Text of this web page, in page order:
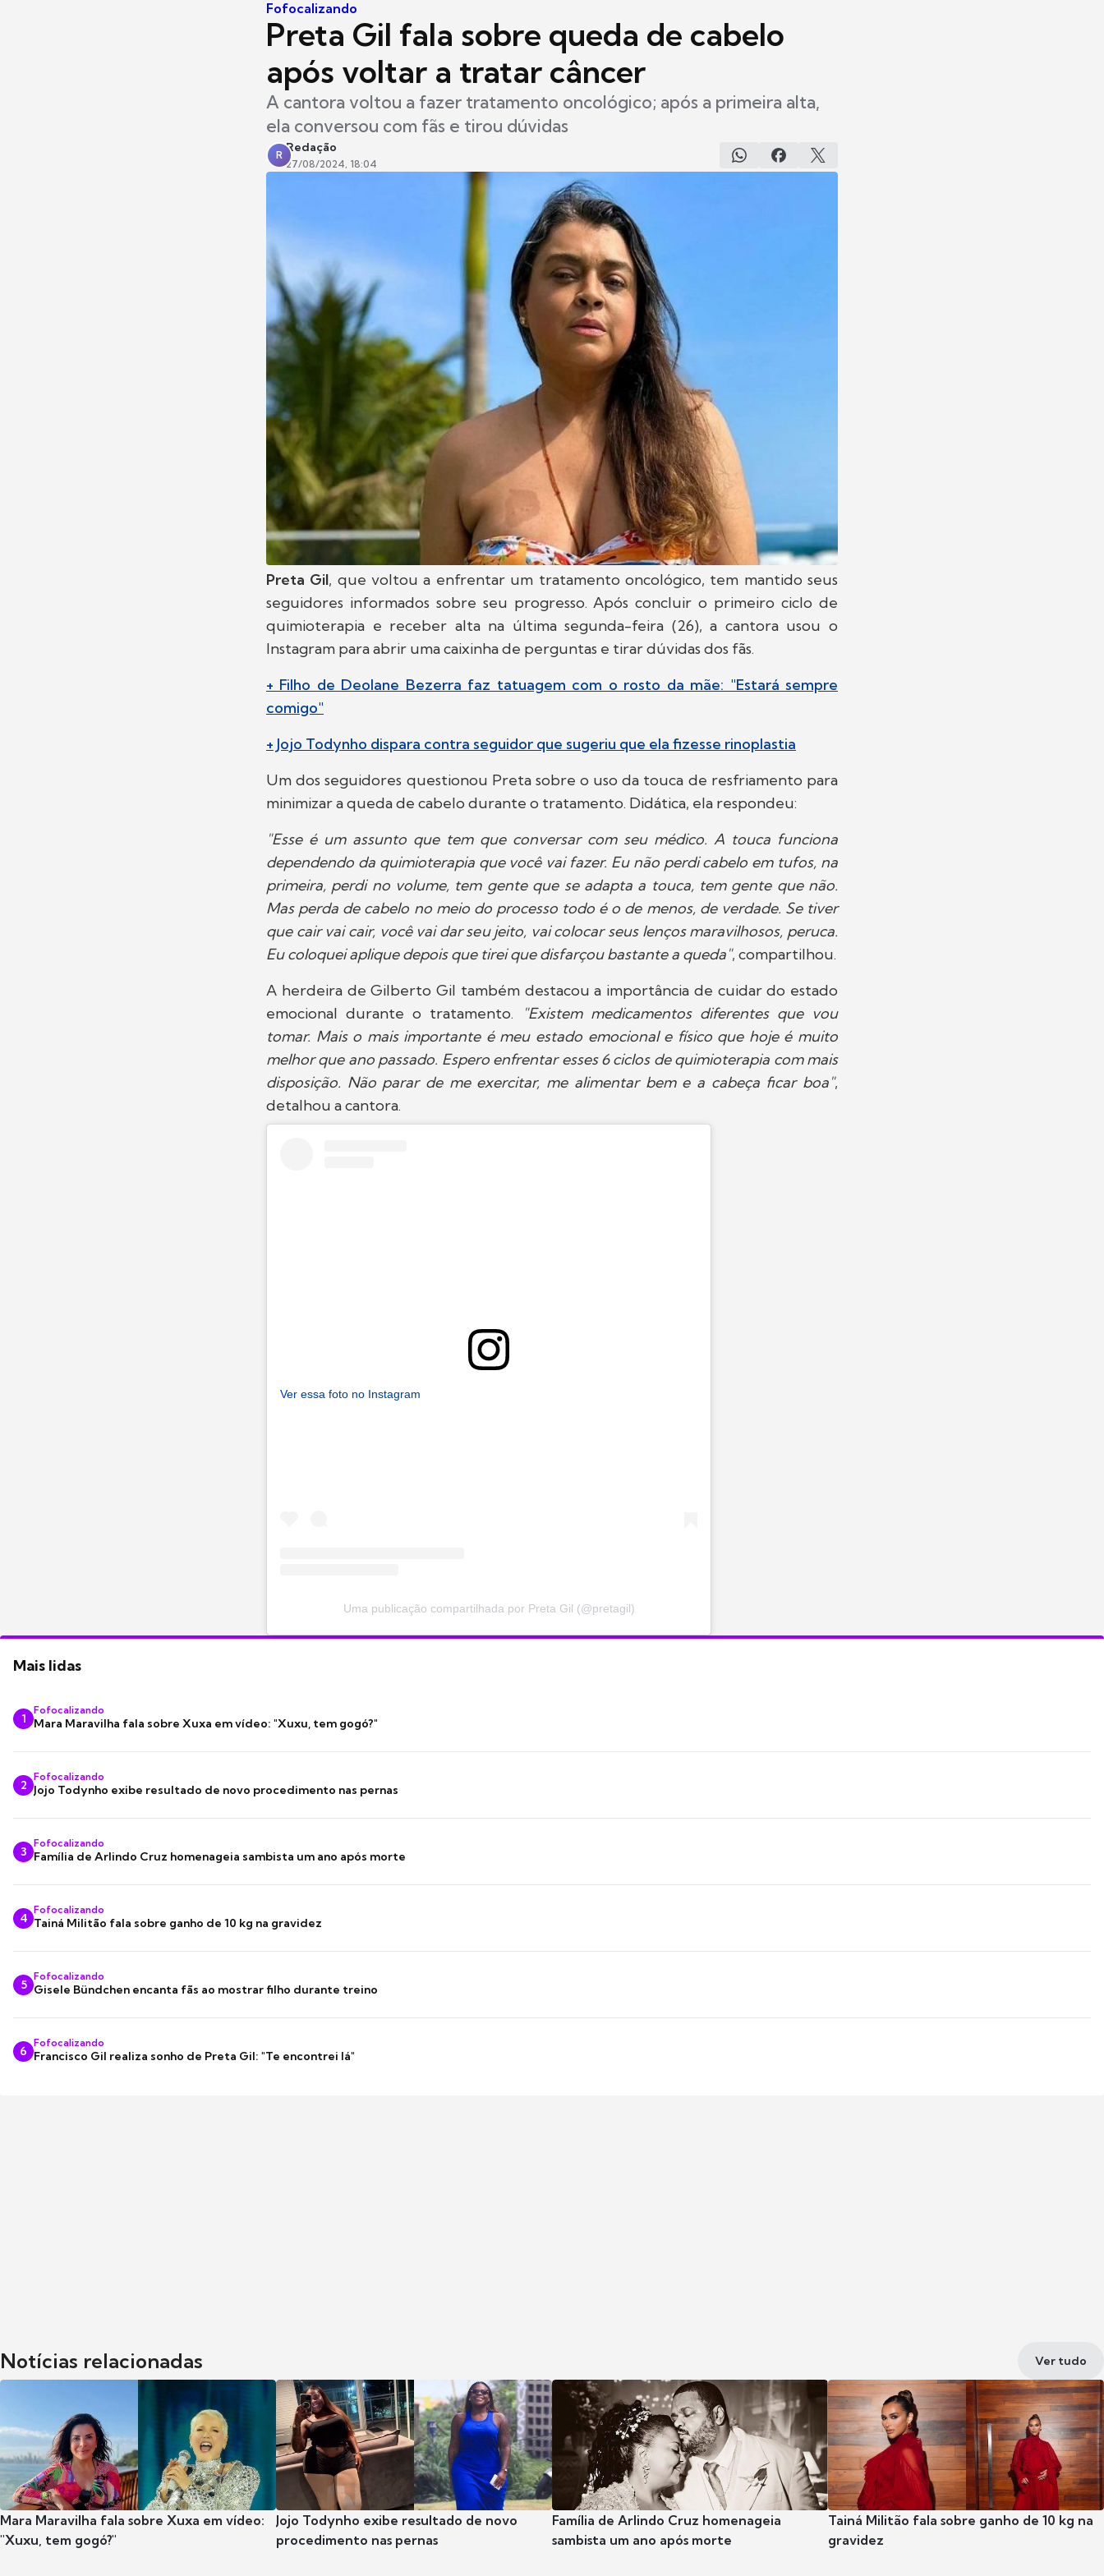
Fofocalizando
Preta Gil fala sobre queda de cabelo
após voltar a tratar câncer
A cantora voltou a fazer tratamento oncológico; após a primeira alta,
ela conversou com fãs e tirou dúvidas
R
Redação
27/08/2024, 18:04
Preta Gil, que voltou a enfrentar um tratamento oncológico, tem mantido seus
seguidores informados sobre seu progresso. Após concluir o primeiro ciclo de
quimioterapia e receber alta na última segunda-feira (26), a cantora usou o
Instagram para abrir uma caixinha de perguntas e tirar dúvidas dos fãs.
+ Filho de Deolane Bezerra faz tatuagem com o rosto da mãe: "Estará sempre
comigo"
+ Jojo Todynho dispara contra seguidor que sugeriu que ela fizesse rinoplastia
Um dos seguidores questionou Preta sobre o uso da touca de resfriamento para
minimizar a queda de cabelo durante o tratamento. Didática, ela respondeu:
"Esse é um assunto que tem que conversar com seu médico. A touca funciona
dependendo da quimioterapia que você vai fazer. Eu não perdi cabelo em tufos, na
primeira, perdi no volume, tem gente que se adapta a touca, tem gente que não.
Mas perda de cabelo no meio do processo todo é o de menos, de verdade. Se tiver
que cair vai cair, você vai dar seu jeito, vai colocar seus lenços maravilhosos, peruca.
Eu coloquei aplique depois que tirei que disfarçou bastante a queda", compartilhou.
A herdeira de Gilberto Gil também destacou a importância de cuidar do estado
emocional durante o tratamento. "Existem medicamentos diferentes que vou
tomar. Mais o mais importante é meu estado emocional e físico que hoje é muito
melhor que ano passado. Espero enfrentar esses 6 ciclos de quimioterapia com mais
disposição. Não parar de me exercitar, me alimentar bem e a cabeça ficar boa",
detalhou a cantora.
Ver essa foto no Instagram
Uma publicação compartilhada por Preta Gil (@pretagil)
Mais lidas
1
Fofocalizando
Mara Maravilha fala sobre Xuxa em vídeo: "Xuxu, tem gogó?"
2
Fofocalizando
Jojo Todynho exibe resultado de novo procedimento nas pernas
3
Fofocalizando
Família de Arlindo Cruz homenageia sambista um ano após morte
4
Fofocalizando
Tainá Militão fala sobre ganho de 10 kg na gravidez
5
Fofocalizando
Gisele Bündchen encanta fãs ao mostrar filho durante treino
6
Fofocalizando
Francisco Gil realiza sonho de Preta Gil: "Te encontrei lá"
Notícias relacionadas Ver tudo
Mara Maravilha fala sobre Xuxa em vídeo:
"Xuxu, tem gogó?"
Jojo Todynho exibe resultado de novo
procedimento nas pernas
Família de Arlindo Cruz homenageia
sambista um ano após morte
Tainá Militão fala sobre ganho de 10 kg na
gravidez